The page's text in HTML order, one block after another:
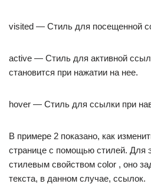
visited — Стиль для посещенной
active — Стиль для активной
становится при нажатии на нее.
hover — Стиль для ссылки при
В примере 2 показано, как
странице с помощью стилей. Для
стилевым свойством color , оно
текста, в данном случае, ссылок.